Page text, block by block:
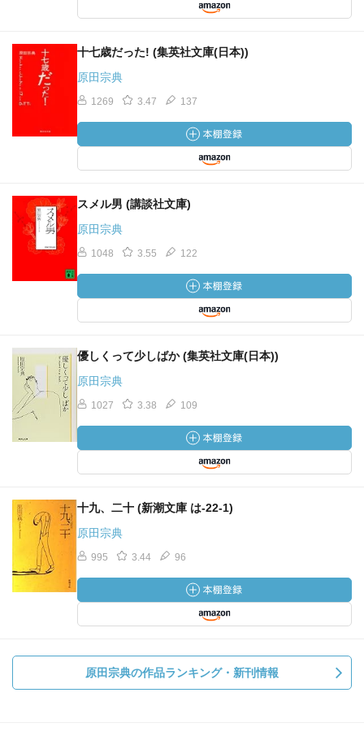
十七歳だった! (集英社文庫(日本))
原田宗典
1269 3.47 137
スメル男 (講談社文庫)
原田宗典
1048 3.55 122
優しくって少しばか (集英社文庫(日本))
原田宗典
1027 3.38 109
十九、二十 (新潮文庫 は-22-1)
原田宗典
995 3.44 96
原田宗典の作品ランキング・新刊情報